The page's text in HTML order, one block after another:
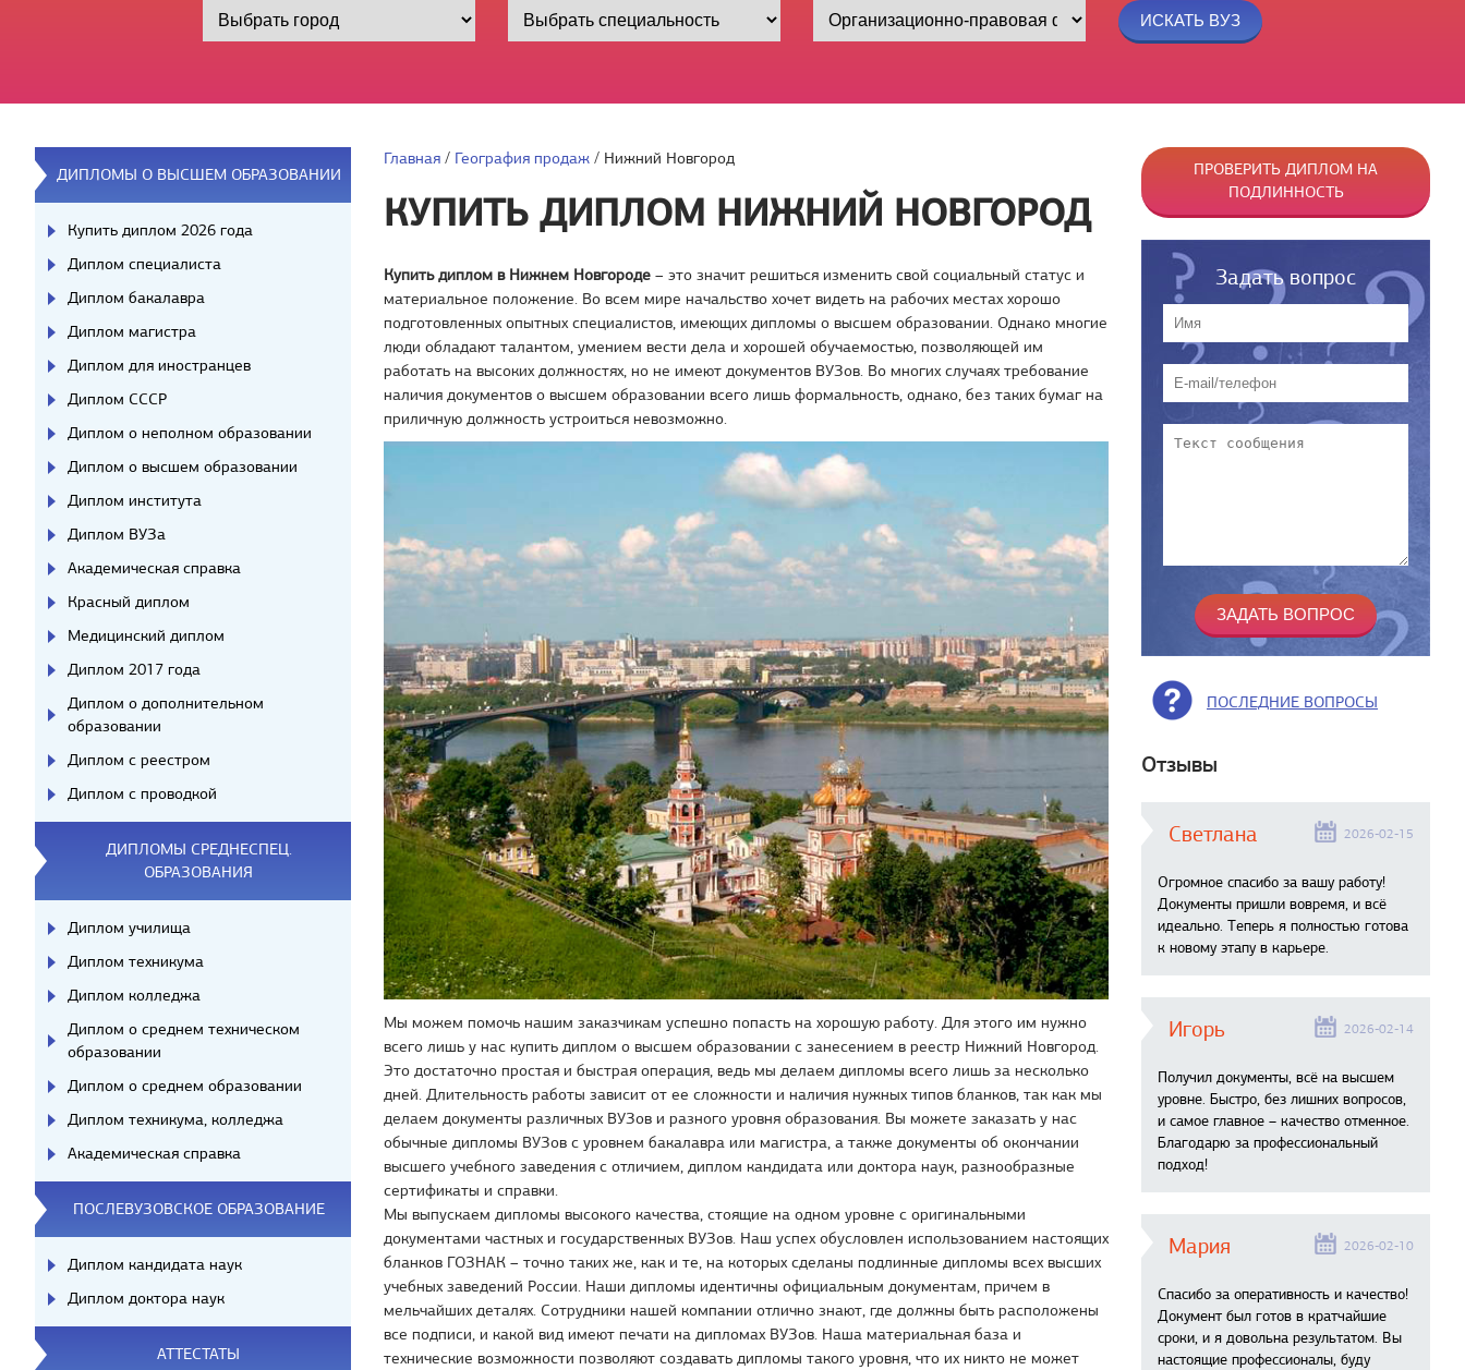
Главная / География продаж / Нижний Новгород
КУПИТЬ ДИПЛОМ НИЖНИЙ НОВГОРОД
Купить диплом в Нижнем Новгороде – это значит решиться изменить свой социальный статус и
материальное положение. Во всем мире начальство хочет видеть на рабочих местах хорошо
подготовленных опытных специалистов, имеющих дипломы о высшем образовании. Однако многие
люди обладают талантом, умением вести дела и хорошей обучаемостью, позволяющей им
работать на высоких должностях, но не имеют документов ВУЗов. Во многих случаях требование
наличия документов о высшем образовании всего лишь формальность, однако, без таких бумаг на
приличную должность устроиться невозможно.
Мы можем помочь нашим заказчикам успешно попасть на хорошую работу. Для этого им нужно
всего лишь у нас купить диплом о высшем образовании с занесением в реестр Нижний Новгород.
Это достаточно простая и быстрая операция, ведь мы делаем дипломы всего лишь за несколько
дней. Длительность работы зависит от ее сложности и наличия нужных типов бланков, так как мы
делаем документы различных ВУЗов и разного уровня образования. Вы можете заказать у нас
обычные дипломы ВУЗов с уровнем бакалавра или магистра, а также документы об окончании
высшего учебного заведения с отличием, диплом кандидата или доктора наук, разнообразные
сертификаты и справки.
Мы выпускаем дипломы высокого качества, стоящие на одном уровне с оригинальными
документами частных и государственных ВУЗов. Наш успех обусловлен использованием настоящих
бланков ГОЗНАК – точно таких же, как и те, на которых сделаны подлинные дипломы всех высших
учебных заведений России. Наши дипломы идентичны официальным документам, причем в
мельчайших деталях. Сотрудники нашей компании отлично знают, где должны быть расположены
все подписи, и какой вид имеют печати на дипломах ВУЗов. Наша материальная база и
технические возможности позволяют создавать дипломы такого уровня, что их никто не может
ДИПЛОМЫ О ВЫСШЕМ ОБРАЗОВАНИИ
Купить диплом 2026 года
Диплом специалиста
Диплом бакалавра
Диплом магистра
Диплом для иностранцев
Диплом СССР
Диплом о неполном образовании
Диплом о высшем образовании
Диплом института
Диплом ВУЗа
Академическая справка
Красный диплом
Медицинский диплом
Диплом 2017 года
Диплом о дополнительном
образовании
Диплом с реестром
Диплом с проводкой
ДИПЛОМЫ СРЕДНЕСПЕЦ.
ОБРАЗОВАНИЯ
Диплом училища
Диплом техникума
Диплом колледжа
Диплом о среднем техническом
образовании
Диплом о среднем образовании
Диплом техникума, колледжа
Академическая справка
ПОСЛЕВУЗОВСКОЕ ОБРАЗОВАНИЕ
Диплом кандидата наук
Диплом доктора наук
АТТЕСТАТЫ
ПРОВЕРИТЬ ДИПЛОМ НА
ПОДЛИННОСТЬ
Задать вопрос
ПОСЛЕДНИЕ ВОПРОСЫ
Отзывы
Светлана 2026-02-15
Огромное спасибо за вашу работу!
Документы пришли вовремя, и всё
идеально. Теперь я полностью готова
к новому этапу в карьере.
Игорь 2026-02-14
Получил документы, всё на высшем
уровне. Быстро, без лишних вопросов,
и самое главное – качество отменное.
Благодарю за профессиональный
подход!
Мария 2026-02-10
Спасибо за оперативность и качество!
Документ был готов в кратчайшие
сроки, и я довольна результатом. Вы
настоящие профессионалы, буду